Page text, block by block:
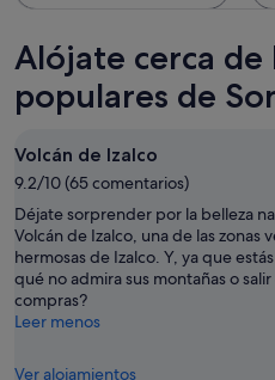
Alójate cerca de
populares de
Volcán de Izalco
9.2/10 (65 comentarios)
Déjate sorprender por la belleza
Volcán de Izalco, una de las zonas
hermosas de Izalco. Y, ya que
qué no admira sus montañas o
compras?
Leer menos
Ver alojamientos